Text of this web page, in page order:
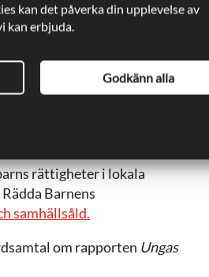
kan det påverka din upplevelse av
kan erbjuda.
Godkänn alla
Barnens arbete i
områden
kopplat till
läs mer i
rättigheter i lokala
Barnens
samhällsåld.
om rapporten Ungas